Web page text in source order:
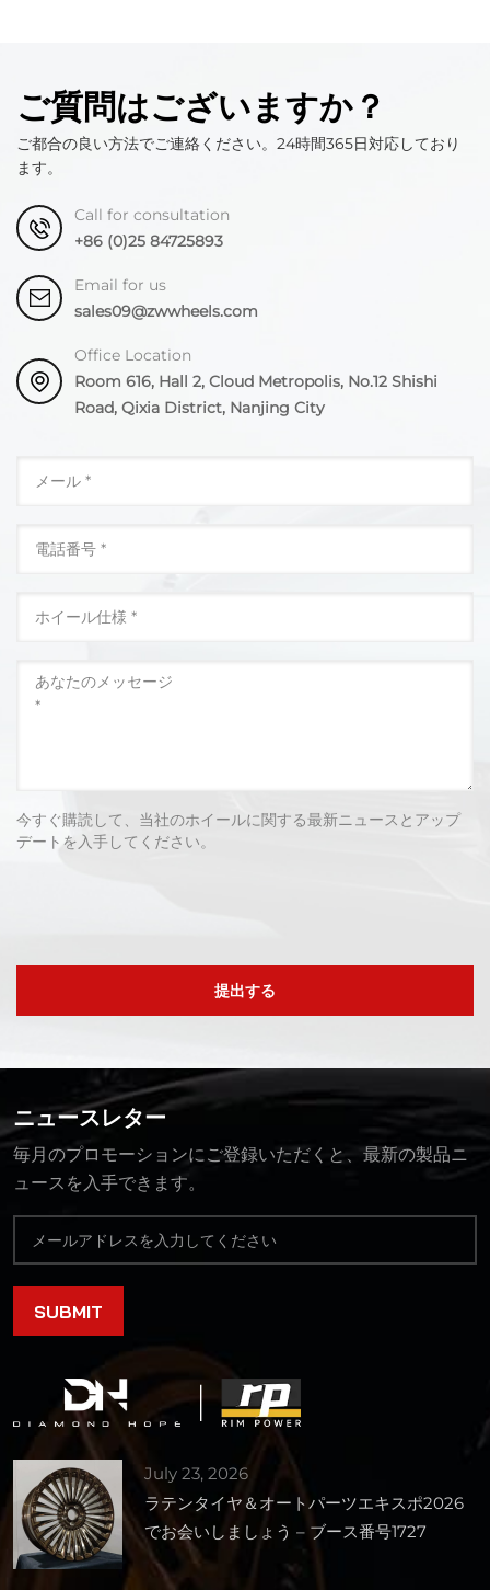
ご質問はございますか？
ご都合の良い方法でご連絡ください。24時間365日対応しており
ます。
Call for consultation
+86 (0)25 84725893
Email for us
sales09@zwwheels.com
Office Location
Room 616, Hall 2, Cloud Metropolis, No.12 Shishi
Road, Qixia District, Nanjing City
今すぐ購読して、当社のホイールに関する最新ニュースとアップ
デートを入手してください。
提出する
ニュースレター
毎月のプロモーションにご登録いただくと、最新の製品ニ
ュースを入手できます。
July 23, 2026
ラテンタイヤ＆オートパーツエキスポ2026
でお会いしましょう – ブース番号1727